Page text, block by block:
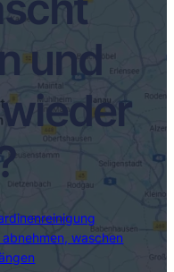
und
abnehmen, waschen